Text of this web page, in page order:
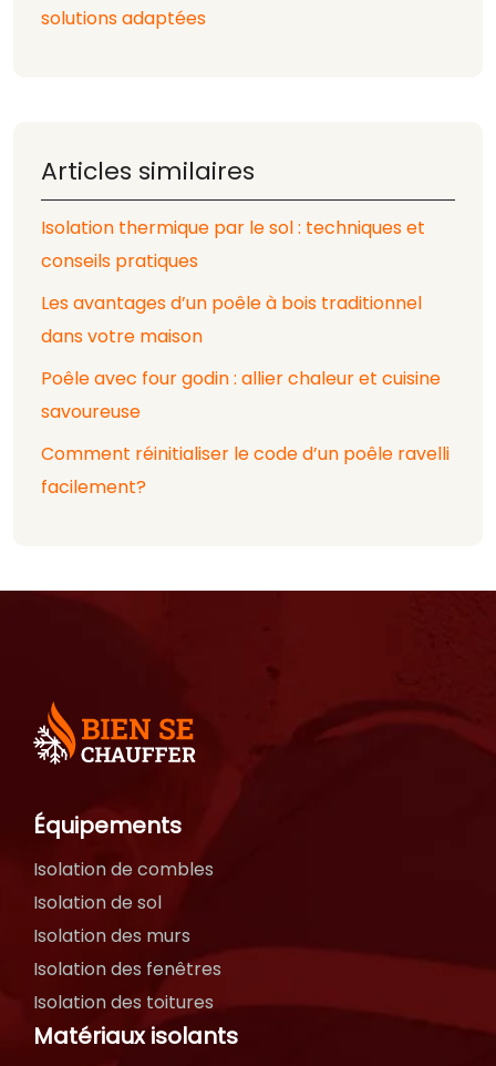
solutions adaptées
Articles similaires
Isolation thermique par le sol : techniques et
conseils pratiques
Les avantages d’un poêle à bois traditionnel
dans votre maison
Poêle avec four godin : allier chaleur et cuisine
savoureuse
Comment réinitialiser le code d’un poêle ravelli
facilement?
Équipements
Isolation de combles
Isolation de sol
Isolation des murs
Isolation des fenêtres
Isolation des toitures
Matériaux isolants